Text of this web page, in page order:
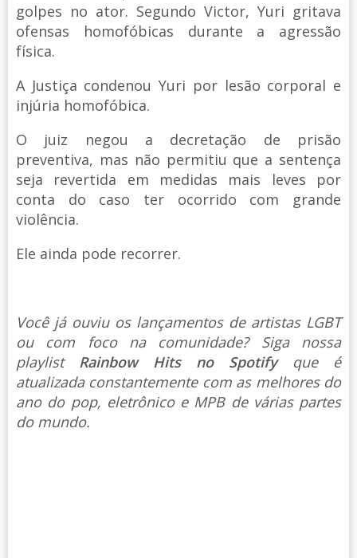
golpes no ator. Segundo Victor, Yuri gritava
ofensas homofóbicas durante a agressão
física.
A Justiça condenou Yuri por lesão corporal e
injúria homofóbica.
O juiz negou a decretação de prisão
preventiva, mas não permitiu que a sentença
seja revertida em medidas mais leves por
conta do caso ter ocorrido com grande
violência.
Ele ainda pode recorrer.
Você já ouviu os lançamentos de artistas LGBT
ou com foco na comunidade? Siga nossa
playlist Rainbow Hits no Spotify que é
atualizada constantemente com as melhores do
ano do pop, eletrônico e MPB de várias partes
do mundo.